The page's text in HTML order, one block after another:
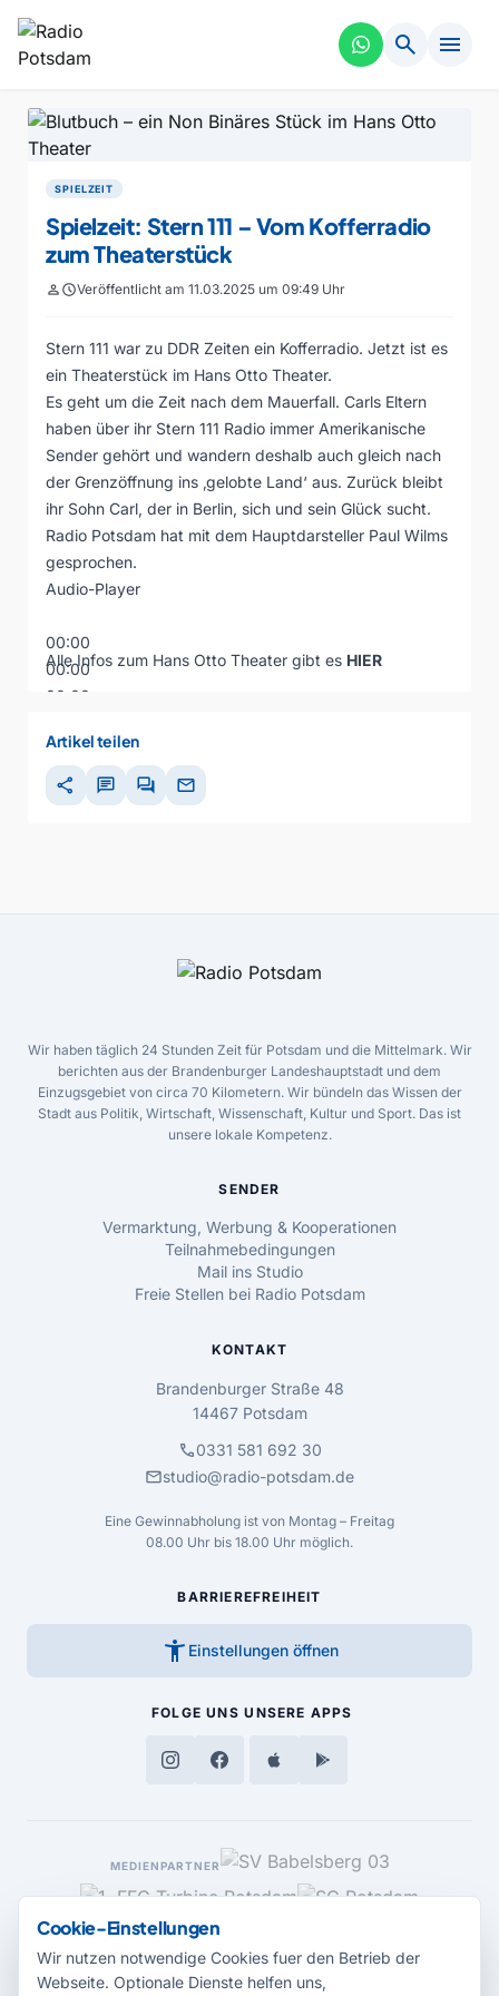
search menu
SPIELZEIT
Spielzeit: Stern 111 – Vom Kofferradio
zum Theaterstück
personscheduleVeröffentlicht am 11.03.2025 um 09:49 Uhr
Stern 111 war zu DDR Zeiten ein Kofferradio. Jetzt ist es
ein Theaterstück im Hans Otto Theater.
Es geht um die Zeit nach dem Mauerfall. Carls Eltern
haben über ihr Stern 111 Radio immer Amerikanische
Sender gehört und wandern deshalb auch gleich nach
der Grenzöffnung ins ‚gelobte Land‘ aus. Zurück bleibt
ihr Sohn Carl, der in Berlin, sich und sein Glück sucht.
Radio Potsdam hat mit dem Hauptdarsteller Paul Wilms
gesprochen.
Audio-Player
00:00
00:00
00:00
Alle Infos zum Hans Otto Theater gibt es HIER
Artikel teilen
share chat forum mail
Wir haben täglich 24 Stunden Zeit für Potsdam und die Mittelmark. Wir
berichten aus der Brandenburger Landeshauptstadt und dem
Einzugsgebiet von circa 70 Kilometern. Wir bündeln das Wissen der
Stadt aus Politik, Wirtschaft, Wissenschaft, Kultur und Sport. Das ist
unsere lokale Kompetenz.
SENDER
Vermarktung, Werbung & Kooperationen
Teilnahmebedingungen
Mail ins Studio
Freie Stellen bei Radio Potsdam
KONTAKT
Brandenburger Straße 48
14467 Potsdam
call0331 581 692 30
mailstudio@radio-potsdam.de
Eine Gewinnabholung ist von Montag – Freitag
08.00 Uhr bis 18.00 Uhr möglich.
BARRIEREFREIHEIT
accessibility_new Einstellungen öffnen
FOLGE UNS UNSERE APPS
MEDIENPARTNER
Cookie-Einstellungen
Wir nutzen notwendige Cookies fuer den Betrieb der
Webseite. Optionale Dienste helfen uns,